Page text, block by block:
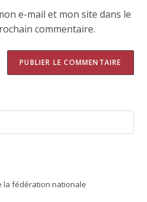
e-mail et mon site dans le
commentaire.
la fédération nationale